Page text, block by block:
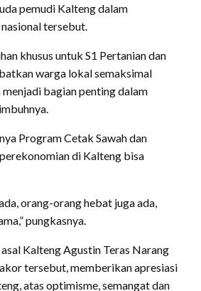
pemudi Kalteng dalam
tersebut.
khusus untuk S1 Pertanian dan
warga lokal semaksimal
bagian penting dalam
Program Cetak Sawah dan
di Kalteng bisa
orang-orang hebat juga ada,
pungkasnya.
Kalteng Agustin Teras Narang
tersebut, memberikan apresiasi
atas optimisme, semangat dan